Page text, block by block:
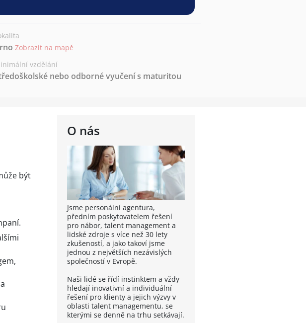
Zobrazit na mapě
vzdělání
nebo odborné vyučení s maturitou
O nás
Jsme personální agentura,
předním poskytovatelem řešení
pro nábor, talent management a
lidské zdroje s více než 30 lety
zkušeností, a jako takoví jsme
jednou z největších nezávislých
společností v Evropě.
Naši lidé se řídí instinktem a vždy
hledají inovativní a individuální
řešení pro klienty a jejich výzvy v
oblasti talent managementu, se
kterými se denně na trhu setkávají.
být